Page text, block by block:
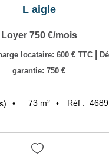
L aigle
Loyer 750 €/mois
locataire: 600 € TTC
garantie: 750 €
73 m² Réf :